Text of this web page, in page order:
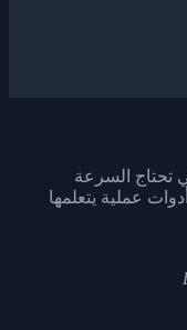
تحتاج السرعة
عملية يتعلمها